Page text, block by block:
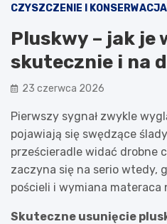
CZYSZCZENIE I KONSERWACJA
Pluskwy – jak je
skutecznie i na
23 czerwca 2026
Pierwszy sygnał zwykle
pojawiają się swędzące
prześcieradle widać drobne
zaczyna się na serio wtedy,
pościeli i wymiana materaca
Skuteczne usunięcie